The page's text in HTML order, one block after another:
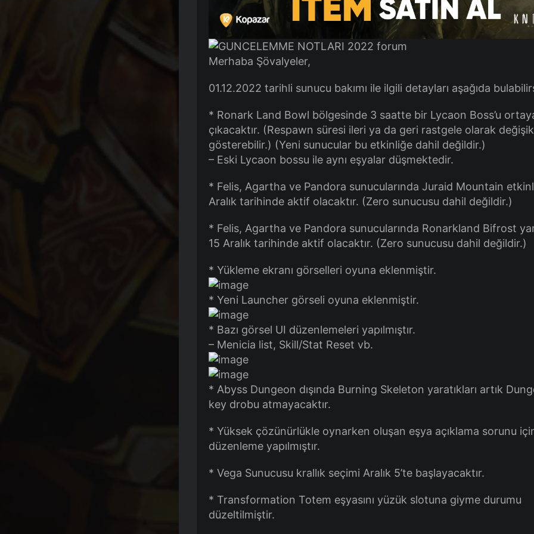
Merhaba Şövalyeler,
01.12.2022 tarihli sunucu bakımı ile ilgili detayları aşağıda
* Ronark Land Bowl bölgesinde 3 saatte bir Lycaon Boss’u
çıkacaktır. (Respawn süresi ileri ya da geri rastgele olarak
gösterebilir.) (Yeni sunucular bu etkinliğe dahil değildir.)
– Eski Lycaon bossu ile aynı eşyalar düşmektedir.
* Felis, Agartha ve Pandora sunucularında Juraid Mountain
Aralık tarihinde aktif olacaktır. (Zero sunucusu dahil değildir.)
* Felis, Agartha ve Pandora sunucularında Ronarkland Bifrost
15 Aralık tarihinde aktif olacaktır. (Zero sunucusu dahil değildir.)
* Yükleme ekranı görselleri oyuna eklenmiştir.
* Yeni Launcher görseli oyuna eklenmiştir.
* Bazı görsel UI düzenlemeleri yapılmıştır.
– Menicia list, Skill/Stat Reset vb.
* Abyss Dungeon dışında Burning Skeleton yaratıkları artık
key drobu atmayacaktır.
* Yüksek çözünürlükle oynarken oluşan eşya açıklama sorunu
düzenleme yapılmıştır.
* Vega Sunucusu krallık seçimi Aralık 5’te başlayacaktır.
* Transformation Totem eşyasını yüzük slotuna giyme durumu
düzeltilmiştir.